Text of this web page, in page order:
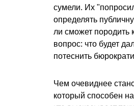
сумели. Их
определять
ли сможет породить
вопрос: что будет
потеснить
Чем очевиднее
который способен